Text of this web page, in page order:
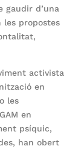
gaudir d’una
les propostes
activista
en
les
en
psíquic,
han obert